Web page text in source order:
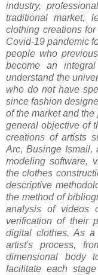
industry,
traditional market,
clothing creations
Covid-19 pandemic
people who
become an
understand the
who do not have
since fashion
of the market and
general objective of
creations of artists
Arc, Businge
modeling software,
the clothes
descriptive
the method of
analysis of videos
verification of their
digital clothes. As
artist's process,
dimensional body
facilitate each